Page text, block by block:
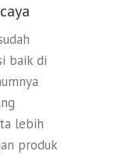
baik di
lebih
produk